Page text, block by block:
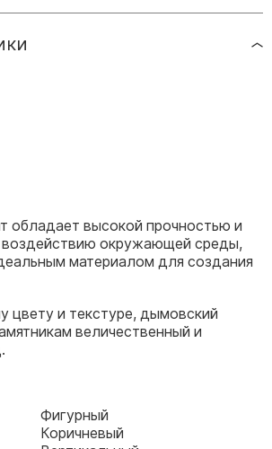
Памятники военным
с фотокерамикой
Памятники двойные
Памятники женщине
Памятники жене
Памятники девушке
Памятники дедушке
обладает высокой прочностью и
воздействию окружающей среды,
материалом для создания
цвету и текстуре, дымовский
величественный и
Фигурный
Коричневый